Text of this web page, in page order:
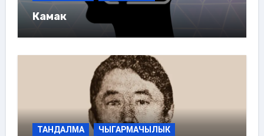
Камак
ТАНДАЛМА ЧЫГАРМАЧЫЛЫК